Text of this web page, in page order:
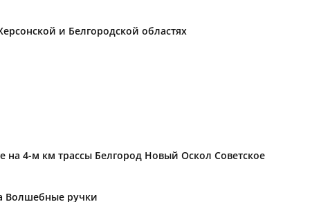
и Белгородской областях
на 4-м км трассы Белгород Новый Оскол Советское
Волшебные ручки